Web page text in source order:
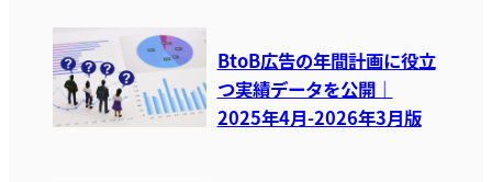
BtoB広告の年間計画に役立
つ実績データを公開｜
2025年4月-2026年3月版